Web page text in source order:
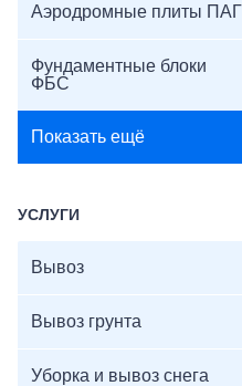
Аэродромные плиты ПАГ
Фундаментные блоки
ФБС
Показать ещё
УСЛУГИ
Вывоз
Вывоз грунта
Уборка и вывоз снега